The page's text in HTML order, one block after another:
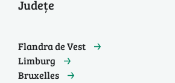
Județe
Flandra de Vest
Limburg
Bruxelles